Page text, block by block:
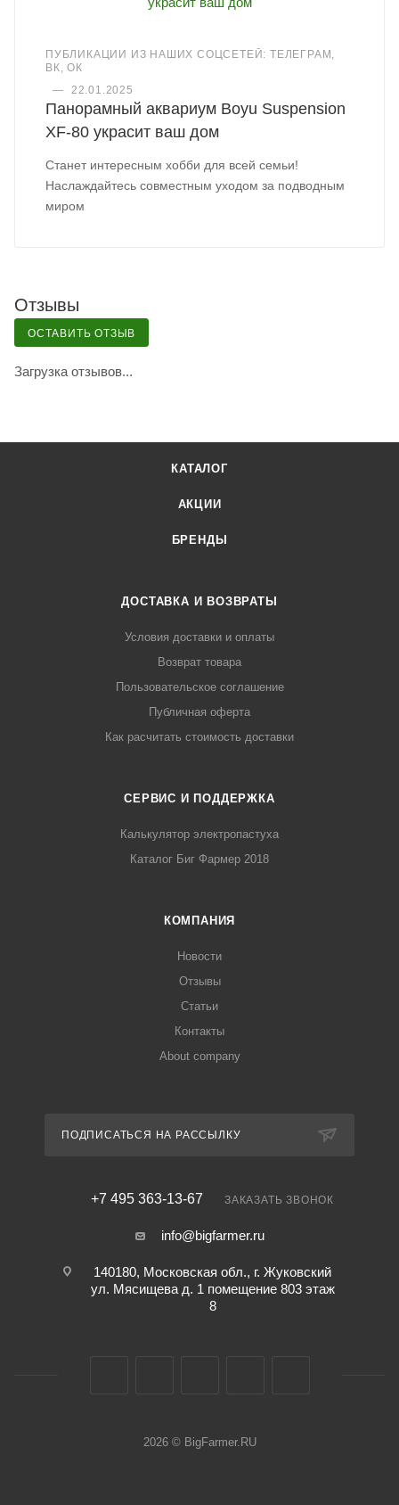
ПУБЛИКАЦИИ ИЗ НАШИХ СОЦСЕТЕЙ: ТЕЛЕГРАМ,
ВК, ОК
—
22.01.2025
Панорамный аквариум Boyu Suspension
XF-80 украсит ваш дом
Станет интересным хобби для всей семьи!
Наслаждайтесь совместным уходом за подводным
миром
Отзывы
ОСТАВИТЬ ОТЗЫВ
Загрузка отзывов...
КАТАЛОГ
АКЦИИ
БРЕНДЫ
ДОСТАВКА И ВОЗВРАТЫ
Условия доставки и оплаты
Возврат товара
Пользовательское соглашение
Публичная оферта
Как расчитать стоимость доставки
СЕРВИС И ПОДДЕРЖКА
Калькулятор электропастуха
Каталог Биг Фармер 2018
КОМПАНИЯ
Новости
Отзывы
Статьи
Контакты
About company
ПОДПИСАТЬСЯ НА РАССЫЛКУ
+7 495 363-13-67 ЗАКАЗАТЬ ЗВОНОК
info@bigfarmer.ru
140180, Московская обл., г. Жуковский
ул. Мясищева д. 1 помещение 803 этаж
8
2026 © BigFarmer.RU